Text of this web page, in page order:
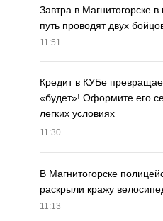
Завтра в Магнитогорске
путь проводят двух
11:51
Кредит в КУБе
«будет»! Оформите его
легких условиях
11:30
В Магнитогорске
раскрыли кражу
11:13